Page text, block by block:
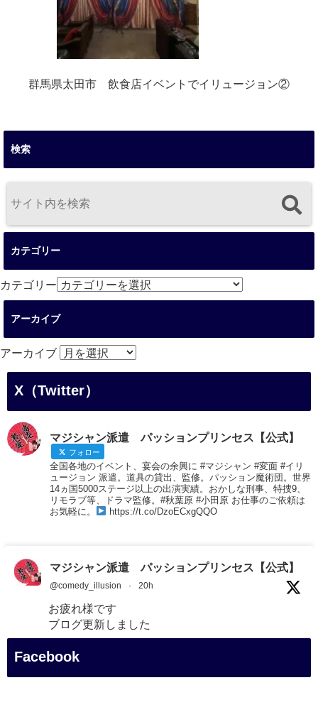
群馬県太田市 飲食店イベントでイリュージョン②
検索
カテゴリー
カテゴリー
アーカイブ
アーカイブ
X（Twitter）
マジシャン派遣 パッションプリンセス【公式】
フォロー
全国各地のイベント、宴会の余興に #マジシャン #変面 #イリ
ュージョン 派遣。道具の貸出、監修。パッション魔術団。世界
14ヵ国5000ステージ以上の出演実績。おかしな刑事、特捜9、
リモラブ等、ドラマ監修。#秋葉原 #小田原 お仕事のご依頼は
お気軽に。
https://t.co/DzoECxgQQO
マジシャン派遣 パッションプリンセス【公式】
@comedy_illusion · 20h
お疲れ様です
ブログ更新しました
「マジシャン和歌山旅 白浜町・円月島」
Facebook